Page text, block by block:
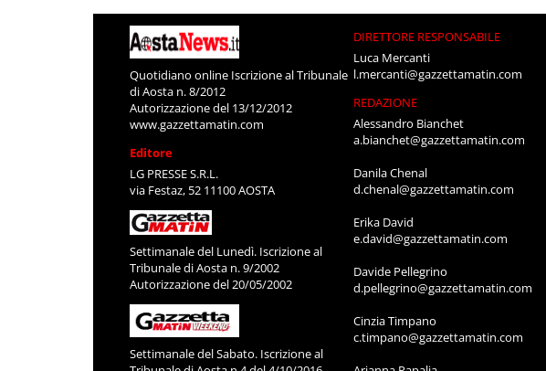
Quotidiano online Iscrizione al Tribunale
di Aosta n. 8/2012
Autorizzazione del 13/12/2012
www.gazzettamatin.com
Editore
LG PRESSE S.R.L.
via Festaz, 52 11100 AOSTA
Settimanale del Lunedì. Iscrizione al
Tribunale di Aosta n. 9/2002
Autorizzazione del 20/05/2002
Settimanale del Sabato. Iscrizione al
DIRETTORE RESPONSABILE
Luca Mercanti
l.mercanti@gazzettamatin.com
REDAZIONE
Alessandro Bianchet
a.bianchet@gazzettamatin.com
Danila Chenal
d.chenal@gazzettamatin.com
Erika David
e.david@gazzettamatin.com
Davide Pellegrino
d.pellegrino@gazzettamatin.com
Cinzia Timpano
c.timpano@gazzettamatin.com